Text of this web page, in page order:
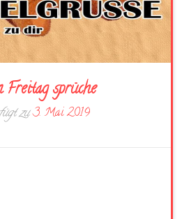
Freitag sprüche
zu3. Mai 2019